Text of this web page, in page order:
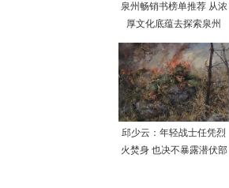
泉州畅销书榜单推荐 从浓
厚文化底蕴去探索泉州
邱少云：年轻战士任凭烈
火焚身 也决不暴露潜伏部